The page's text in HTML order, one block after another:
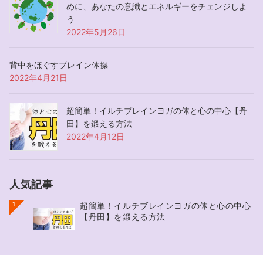
めに、あなたの意識とエネルギーをチェンジしよ
う
2022年5月26日
背中をほぐすブレイン体操
2022年4月21日
超簡単！イルチブレインヨガの体と心の中心【丹
田】を鍛える方法
2022年4月12日
人気記事
1
超簡単！イルチブレインヨガの体と心の中心
【丹田】を鍛える方法